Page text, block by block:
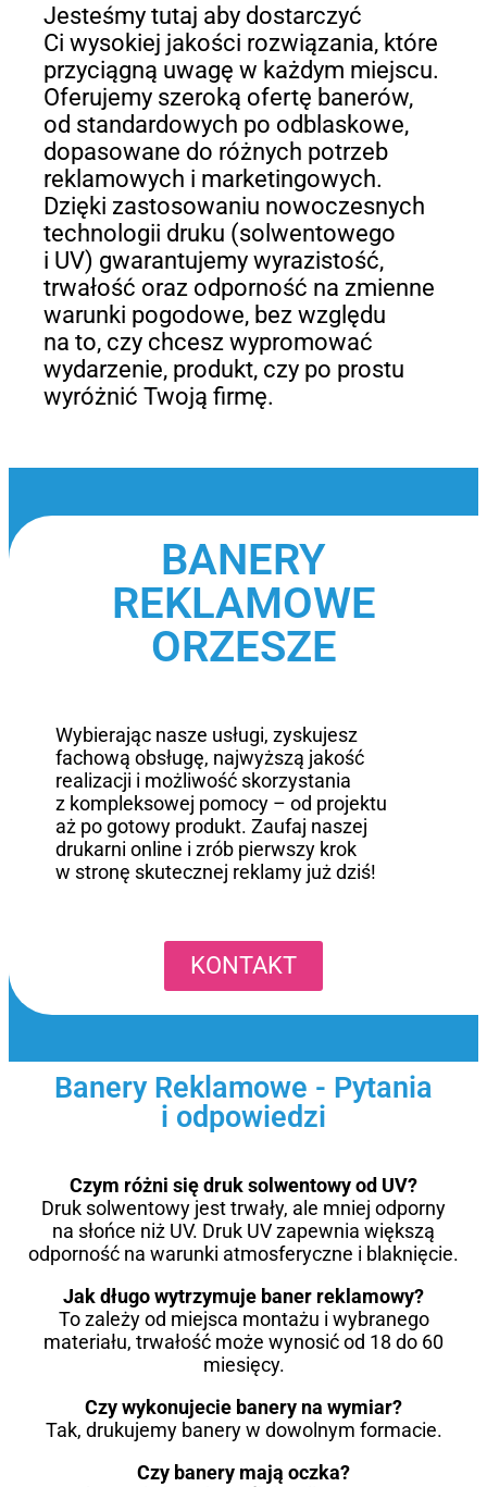
Jesteśmy tutaj aby dostarczyć
Ci wysokiej jakości rozwiązania, które
przyciągną uwagę w każdym miejscu.
Oferujemy szeroką ofertę banerów,
od standardowych po odblaskowe,
dopasowane do różnych potrzeb
reklamowych i marketingowych.
Dzięki zastosowaniu nowoczesnych
technologii druku (solwentowego
i UV) gwarantujemy wyrazistość,
trwałość oraz odporność na zmienne
warunki pogodowe, bez względu
na to, czy chcesz wypromować
wydarzenie, produkt, czy po prostu
wyróżnić Twoją firmę.
BANERY
REKLAMOWE
ORZESZE
Wybierając nasze usługi, zyskujesz
fachową obsługę, najwyższą jakość
realizacji i możliwość skorzystania
z kompleksowej pomocy – od projektu
aż po gotowy produkt. Zaufaj naszej
drukarni online i zrób pierwszy krok
w stronę skutecznej reklamy już dziś!
KONTAKT
Banery Reklamowe - Pytania
i odpowiedzi
Czym różni się druk solwentowy od UV?
Druk solwentowy jest trwały, ale mniej odporny
na słońce niż UV. Druk UV zapewnia większą
odporność na warunki atmosferyczne i blaknięcie.
Jak długo wytrzymuje baner reklamowy?
To zależy od miejsca montażu i wybranego
materiału, trwałość może wynosić od 18 do 60
miesięcy.
Czy wykonujecie banery na wymiar?
Tak, drukujemy banery w dowolnym formacie.
Czy banery mają oczka?